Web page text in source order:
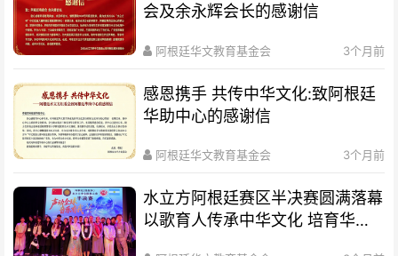
会及余永辉会长的感谢信
阿根廷华文教育基金会 3个月前
感恩携手 共传中华文化:致阿根廷
华助中心的感谢信
阿根廷华文教育基金会 3个月前
水立方阿根廷赛区半决赛圆满落幕
以歌育人传承中华文化 培育华裔